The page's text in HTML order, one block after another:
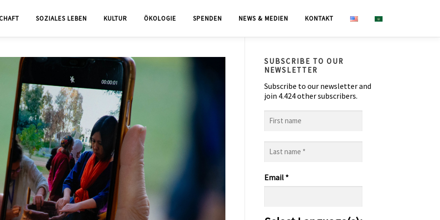
SOZIALES LEBEN KULTUR ÖKOLOGIE SPENDEN NEWS & MEDIEN KONTAKT
SUBSCRIBE TO OUR
NEWSLETTER
Subscribe to our newsletter and
join 4.424 other subscribers.
name
name
Email *